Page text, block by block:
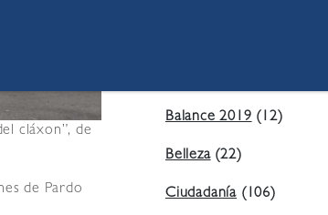
cláxon”, de
de Pardo
Balance 2019(12)
Belleza(22)
Ciudadanía (106)